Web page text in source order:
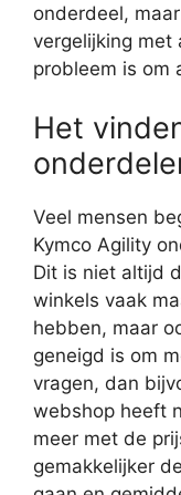
onderdeel,
vergelijking met
probleem is om
Het
Veel mensen
Kymco Agility
Dit is niet altijd
winkels vaak
hebben, maar
geneigd is om
vragen, dan
webshop heeft
meer met de
gemakkelijker